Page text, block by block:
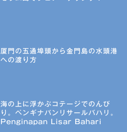
厦門の五通埠頭から金門島の水頭港
への渡り方
海の上に浮かぶコテージでのんび
り。ペンギナパンリサールバハリ。
Penginapan Lisar Bahari